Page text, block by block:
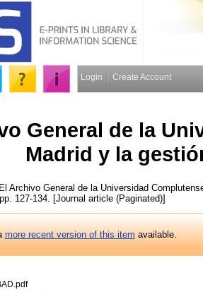
Login Create Account
General de la
Madrid y la
El Archivo General de la Universidad
127-134. [Journal article (Paginated)]
more recent version of this itemavailable.